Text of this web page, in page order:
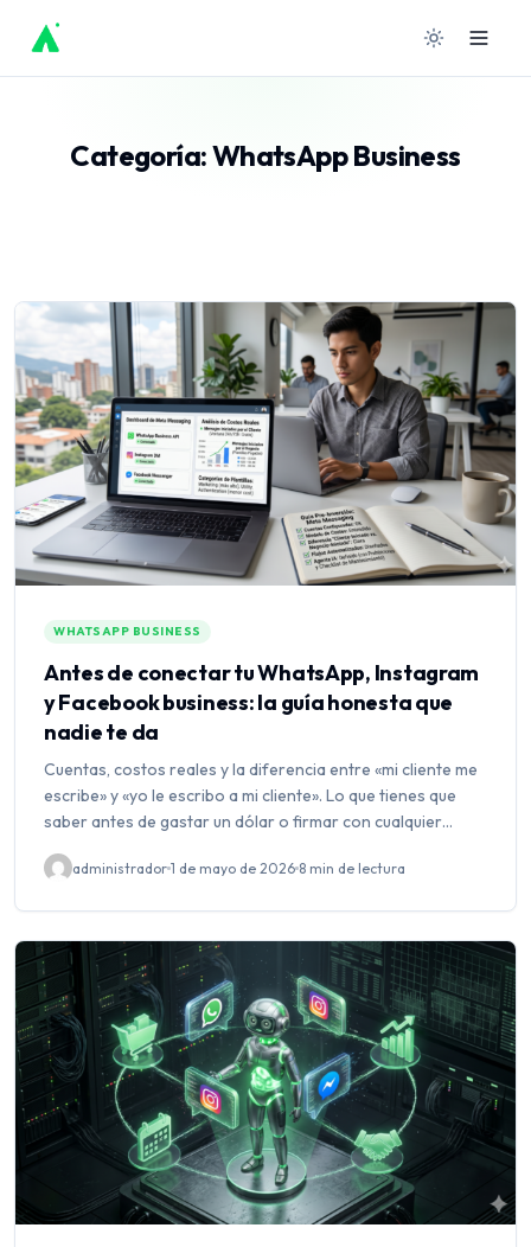
contenido
Categoría:WhatsApp Business
WHATSAPP BUSINESS
Antes de conectar tu WhatsApp, Instagram
y Facebook business: la guía honesta que
nadie te da
Cuentas, costos reales y la diferencia entre «mi cliente me
escribe» y «yo le escribo a mi cliente». Lo que tienes que
saber antes de gastar un dólar o firmar con cualquier
administrador 1 de mayo de 2026 8 min de lectura